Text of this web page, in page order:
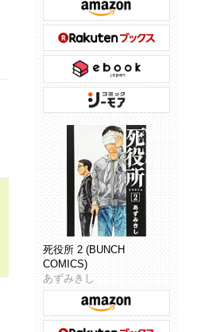
死役所 2 (BUNCH
COMICS)
あずみきし